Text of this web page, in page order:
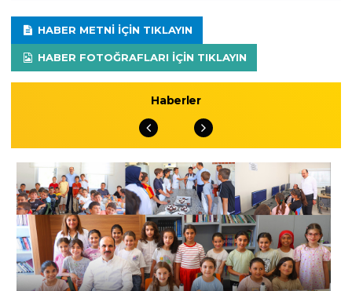
HABER METNI IÇIN TIKLAYIN
HABER FOTOĞRAFLARI IÇIN TIKLAYIN
Haberler